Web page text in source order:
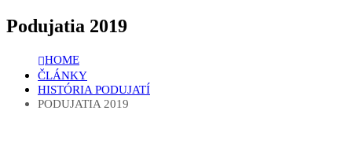
Podujatia 2019
HOME
ČLÁNKY
HISTÓRIA PODUJATÍ
PODUJATIA 2019